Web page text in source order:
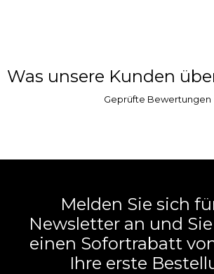
Was unsere Kunden
Geprüfte Bewertungen
Melden Sie sich
Newsletter an und
einen Sofortrabatt
Ihre erste